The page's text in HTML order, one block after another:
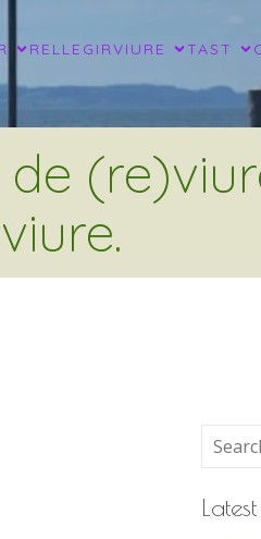
RELLEGIRVIURE TAST